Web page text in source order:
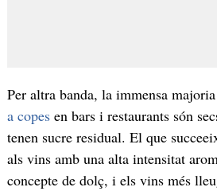
Per altra banda, la immensa
a copesen bars i restaurants són
tenen sucre residual. El que
als vins amb una alta intensitat
concepte de dolç, i els vins més